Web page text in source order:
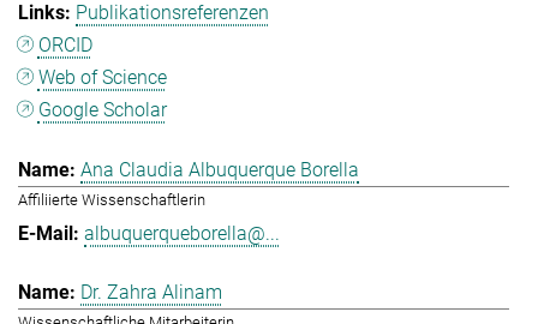
Publikationsreferenzen
ORCID
Web of Science
Google Scholar
Ana Claudia Albuquerque Borella
Affiliierte Wissenschaftlerin
albuquerqueborella@...
Dr. Zahra Alinam